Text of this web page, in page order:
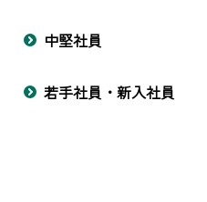
中堅社員
若手社員・新入社員